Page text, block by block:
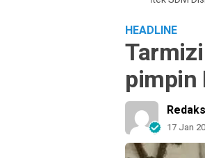
HEADLINE
pimpin
17 Jan